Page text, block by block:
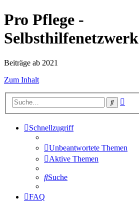
Pro Pflege -
Selbsthilfenetzwerk
Beiträge ab 2021
Zum Inhalt
Suche
Schnellzugriff
Unbeantwortete Themen
Aktive Themen
Suche
FAQ